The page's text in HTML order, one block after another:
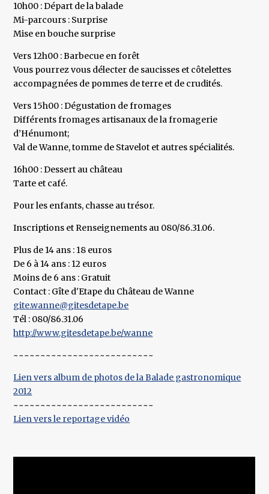
10h00 : Départ de la balade
Mi-parcours : Surprise
Mise en bouche surprise
Vers 12h00 : Barbecue en forêt
Vous pourrez vous délecter de saucisses et côtelettes
accompagnées de pommes de terre et de crudités.
Vers 15h00 : Dégustation de fromages
Différents fromages artisanaux de la fromagerie
d’Hénumont;
Val de Wanne, tomme de Stavelot et autres spécialités.
16h00 : Dessert au château
Tarte et café.
Pour les enfants, chasse au trésor.
Inscriptions et Renseignements au 080/86.31.06.
Plus de 14 ans : 18 euros
De 6 à 14 ans : 12 euros
Moins de 6 ans : Gratuit
Contact : Gîte d'Etape du Château de Wanne
gite.wanne@gitesdetape.be
Tél : 080/86.31.06
http://www.gitesdetape.be/wanne
~~~~~~~~~~~~~~~~~~~~~~~~~~
Lien vers album de photos de la Balade gastronomique
2012
~~~~~~~~~~~~~~~~~~~~~~~~~~
Lien vers le reportage vidéo